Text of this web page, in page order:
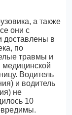
а также
они с
доставлены в
по
травмы и
медицинской
Водитель
и водитель
не
10